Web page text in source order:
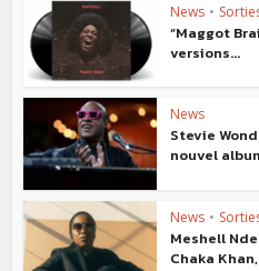
News •
“Maggot
versions...
News
Stevie
nouvel
News •
Meshell
Chaka